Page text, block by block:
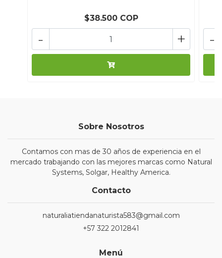
$38.500 COP
+
- -
Sobre Nosotros
Contamos con mas de 30 años de experiencia en el
mercado trabajando con las mejores marcas como Natural
Systems, Solgar, Healthy America.
Contacto
naturaliatiendanaturista583@gmail.com
+57 322 2012841
Menú